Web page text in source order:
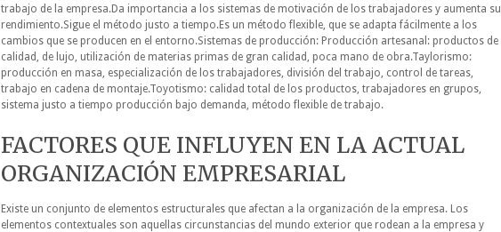
trabajo de la empresa.Da importancia a los sistemas de motivación de los trabajadores y aumenta su
rendimiento.Sigue el método justo a tiempo.Es un método flexible, que se adapta fácilmente a los
cambios que se producen en el entorno.Sistemas de producción: Producción artesanal: productos de
calidad, de lujo, utilización de materias primas de gran calidad, poca mano de obra.Taylorismo:
producción en masa, especialización de los trabajadores, división del trabajo, control de tareas,
trabajo en cadena de montaje.Toyotismo: calidad total de los productos, trabajadores en grupos,
sistema justo a tiempo producción bajo demanda, método flexible de trabajo.
FACTORES QUE INFLUYEN EN LA ACTUAL
ORGANIZACIÓN EMPRESARIAL
Existe un conjunto de elementos estructurales que afectan a la organización de la empresa. Los
elementos contextuales son aquellas circunstancias del mundo exterior que rodean a la empresa y